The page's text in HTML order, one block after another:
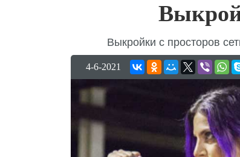
Выкройки с просторов
4-6-2021